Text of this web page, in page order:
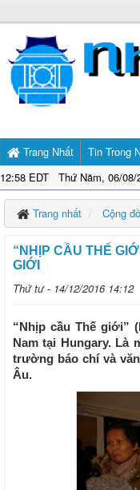
Trang Nhất
12:58 EDT Thứ Năm, 06/08/
Tin Trong
Trang nhất Cộng
“NHỊP CẦU THẾ
GIỚI
Thứ tư - 14/12/2016 14:12
“Nhịp cầu Thế giới”
Nam tại Hungary. Là
trường báo chí và
Âu.